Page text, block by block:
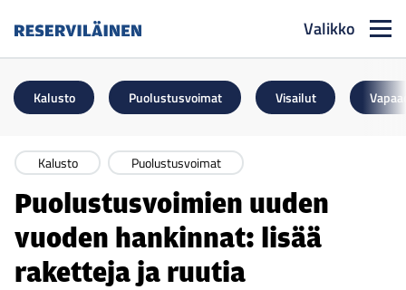
Valikko
Kalusto Puolustusvoimat Visailut
Kalusto Puolustusvoimat
Puolustusvoimien uuden
vuoden hankinnat: lisää
raketteja ja ruutia